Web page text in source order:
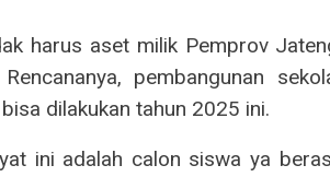
harus aset milik Pemprov
pembangunan
dilakukan tahun 2025 ini.
ini adalah calon siswa ya